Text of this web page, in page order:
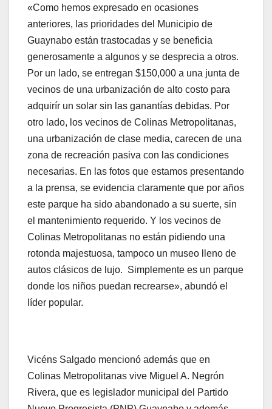
«Como hemos expresado en ocasiones
anteriores, las prioridades del Municipio de
Guaynabo están trastocadas y se beneficia
generosamente a algunos y se desprecia a otros.
Por un lado, se entregan $150,000 a una junta de
vecinos de una urbanización de alto costo para
adquirír un solar sin las ganantías debidas. Por
otro lado, los vecinos de Colinas Metropolitanas,
una urbanización de clase media, carecen de una
zona de recreación pasiva con las condiciones
necesarias. En las fotos que estamos presentando
a la prensa, se evidencia claramente que por años
este parque ha sido abandonado a su suerte, sin
el mantenimiento requerido. Y los vecinos de
Colinas Metropolitanas no están pidiendo una
rotonda majestuosa, tampoco un museo lleno de
autos clásicos de lujo. Simplemente es un parque
donde los niños puedan recrearse», abundó el
líder popular.
Vicéns Salgado mencionó además que en
Colinas Metropolitanas vive Miguel A. Negrón
Rivera, que es legislador municipal del Partido